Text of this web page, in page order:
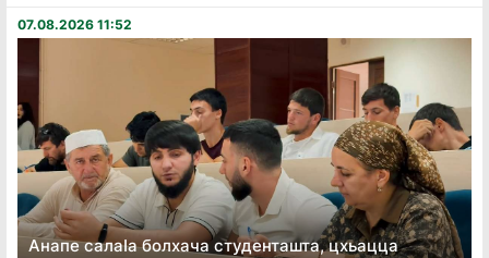
07.08.2026 11:52
Анапе салаӏа болхача студенташта, цхьацца